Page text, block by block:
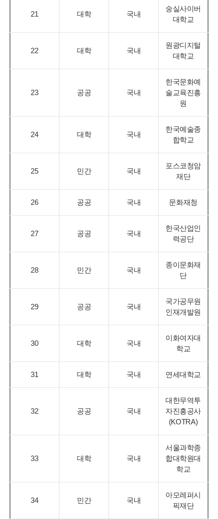
21 대학 국내
숭실사이버
대학교
22 대학 국내
원광디지털
대학교
23 공공 국내
한국문화예
술교육진흥
원
24 대학 국내
한국예술종
합학교
25 민간 국내
포스코청암
재단
26 공공 국내 문화재청
27 공공 국내
한국산업인
력공단
28 민간 국내
종이문화재
단
29 공공 국내
국가공무원
인재개발원
30 대학 국내
이화여자대
학교
31 대학 국내 연세대학교
32 공공 국내
대한무역투
자진흥공사
(KOTRA)
33 대학 국내
서울과학종
합대학원대
학교
34 민간 국내
아모레퍼시
픽재단